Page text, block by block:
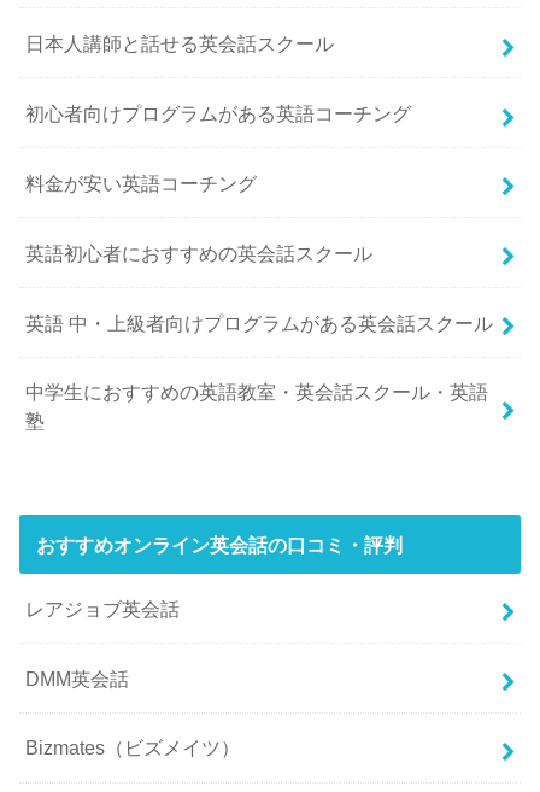
日本人講師と話せる英会話スクール
初心者向けプログラムがある英語コーチング
料金が安い英語コーチング
英語初心者におすすめの英会話スクール
英語 中・上級者向けプログラムがある英会話スクール
中学生におすすめの英語教室・英会話スクール・英語
塾
おすすめオンライン英会話の口コミ・評判
レアジョブ英会話
DMM英会話
Bizmates（ビズメイツ）